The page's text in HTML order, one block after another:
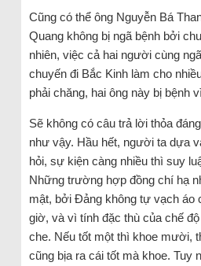
Cũng có thể ông Nguyễn Bá
Quang không bị ngã bệnh bởi
nhiên, việc cả hai người cùng
chuyến đi Bắc Kinh làm cho
phải chăng, hai ông này bị bệnh
Sẽ không có câu trả lời thỏa
như vậy. Hầu hết, người ta dựa
hỏi, sự kiện càng nhiều thì suy
Những trường hợp đồng chí hạ
mật, bởi Đảng không tự vạch áo
giờ, và vì tính đặc thù của chế
che. Nếu tốt một thì khoe mười,
cũng bịa ra cái tốt mà khoe. Tuy